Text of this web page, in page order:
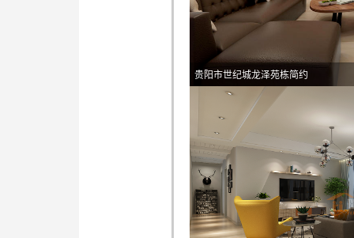
贵阳市世纪城龙泽苑栋简约